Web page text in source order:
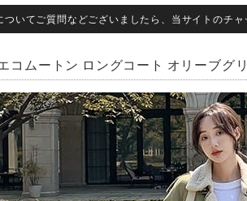
ついてご質問などございましたら、当サイトのチ
コムートン ロングコート オリーブグ